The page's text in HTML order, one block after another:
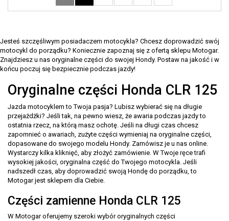
Jesteś szczęśliwym posiadaczem motocykla? Chcesz doprowadzić swój
motocykl do porządku? Koniecznie zapoznaj się z ofertą sklepu Motogar.
Znajdziesz u nas oryginalne części do swojej Hondy. Postaw na jakość i w
końcu poczuj się bezpiecznie podczas jazdy!
Oryginalne części Honda CLR 125
Jazda motocyklem to Twoja pasja? Lubisz wybierać się na długie
przejażdżki? Jeśli tak, na pewno wiesz, że awaria podczas jazdy to
ostatnia rzecz, na którą masz ochotę. Jeśli na długi czas chcesz
zapomnieć o awariach, zużyte części wymieniaj na oryginalne części,
dopasowane do swojego modelu Hondy. Zamówisz je u nas online.
Wystarczy kilka kliknięć, aby złożyć zamówienie. W Twoje ręce trafi
wysokiej jakości, oryginalna część do Twojego motocykla. Jeśli
nadszedł czas, aby doprowadzić swoją Hondę do porządku, to
Motogar jest sklepem dla Ciebie.
Części zamienne Honda CLR 125
W Motogar oferujemy szeroki wybór oryginalnych części